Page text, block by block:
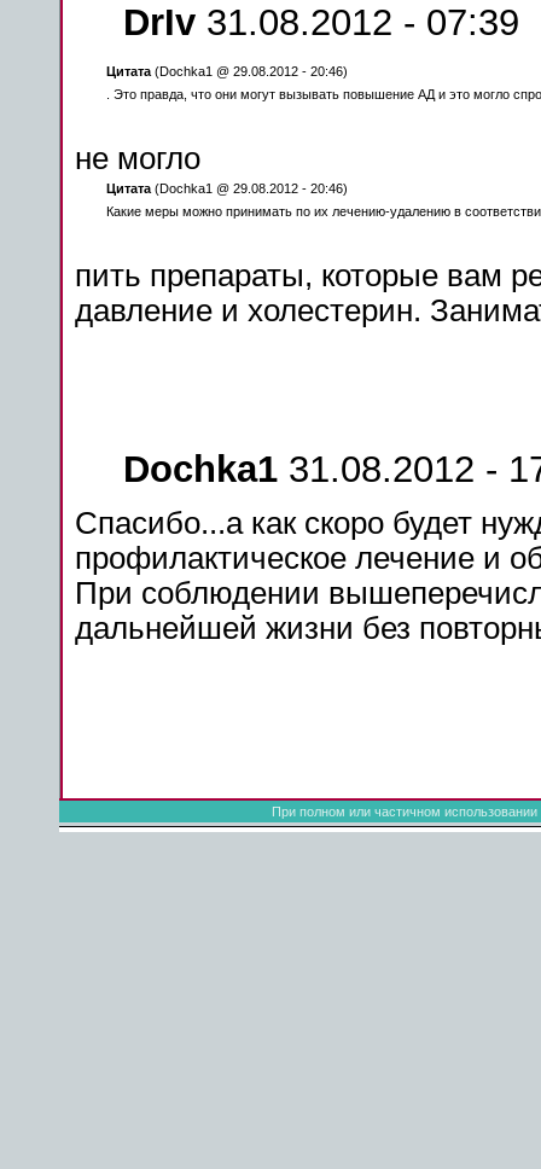
DrIv 31.08.2012 - 07:39
Цитата(Dochka1 @ 29.08.2012 - 20:46)
. Это правда, что они могут вызывать повышение АД и это могло
не могло
Цитата(Dochka1 @ 29.08.2012 - 20:46)
Какие меры можно принимать по их лечению-удалению в
пить препараты, которые вам
давление и холестерин.
Dochka1 31.08.2012 -
Спасибо...а как скоро будет
профилактическое лечение и
При соблюдении
дальнейшей жизни без
При полном или частичном